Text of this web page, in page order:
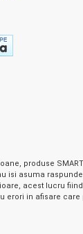
produse
isi asuma
acest lucru
erori in afisare